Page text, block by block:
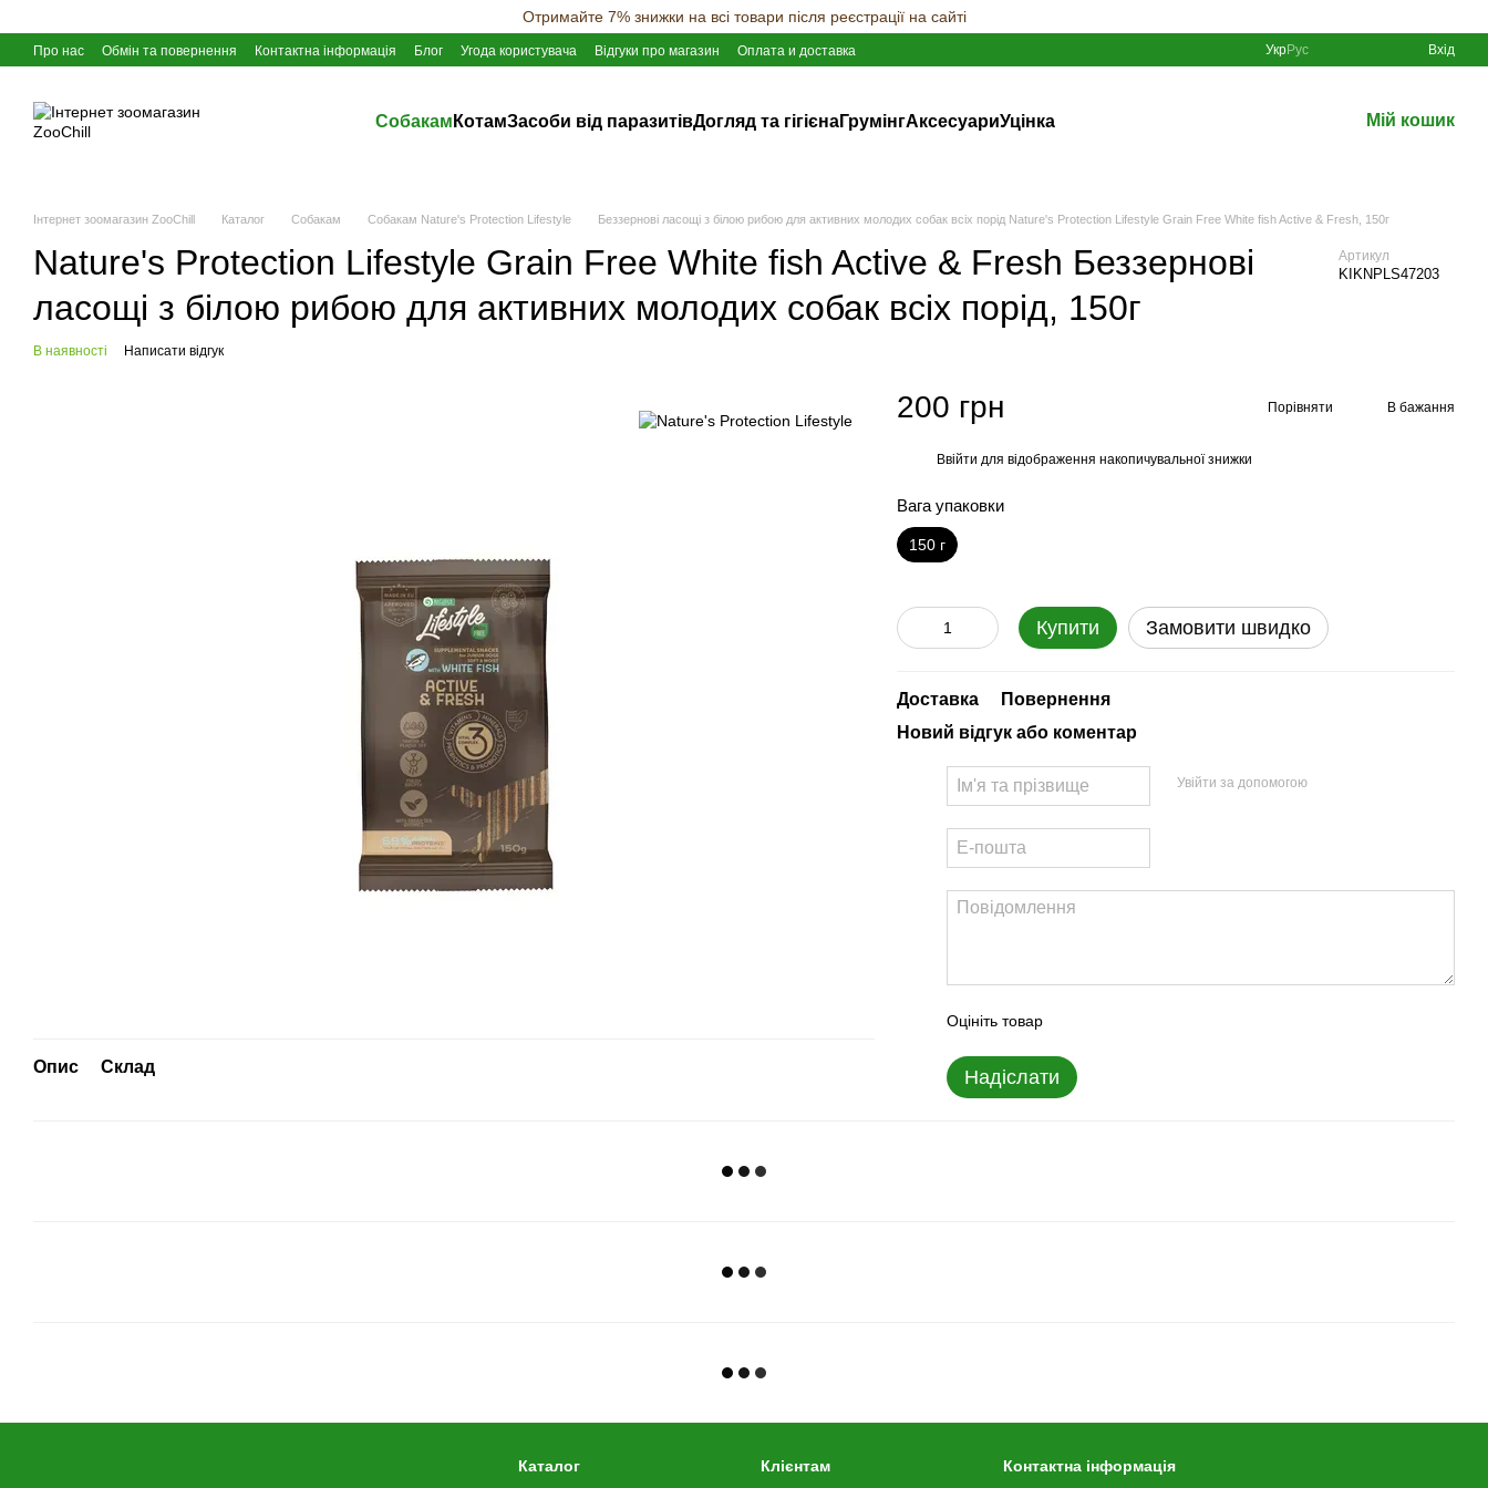
Отримайте 7% знижки на всі товари після реєстрації на сайті
Про нас Обмін та повернення Контактна інформація Блог Угода користувача Відгуки про магазин Оплата и доставка УкрРус Вхід
Собакам КотамЗасоби від паразитівДогляд та гігієнаГрумінгАксесуариУцінка Мій кошик
Інтернет зоомагазин ZooChill Каталог Собакам Собакам Nature's Protection Lifestyle Беззернові ласощі з білою рибою для активних молодих собак всіх порід Nature's Protection Lifestyle Grain Free White fish Active & Fresh, 150г
Nature's Protection Lifestyle Grain Free White fish Active & Fresh Беззернові
ласощі з білою рибою для активних молодих собак всіх порід, 150г
Артикул
KIKNPLS47203
В наявності Написати відгук
Опис Склад
200 грн Порівняти В бажання
Ввійти для відображення накопичувальної знижки
Вага упаковки
150 г
Купити Замовити швидко
Доставка
Повернення
Новий відгук або коментар
Увійти за допомогою
Оцініть товар
Надіслати
Каталог Клієнтам Контактна інформація